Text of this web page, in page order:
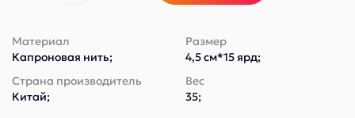
Материал
Капроновая нить;
Размер
4,5 см*15 ярд;
Страна производитель
Китай;
Вес
35;